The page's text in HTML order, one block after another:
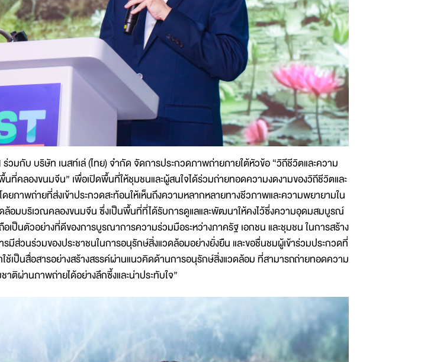
ร่วมกับ บริษัท เนสท์เล่ (ไทย) จำกัด จัดการประกวดภาพถ่ายภายใต้หัวข้อ “วิถีชีวิตและความ
ที่คลองขนมจีน” เพื่อเปิดพื้นที่ให้ชุมชนและผู้สนใจได้ร่วมถ่ายทอดความงดงามของวิถีชีวิตและ
ยภาพถ่ายที่ส่งเข้าประกวดสะท้อนให้เห็นถึงความหลากหลายทางชีวภาพและความพยายามใน
ล้อมบริเวณคลองขนมจีน ซึ่งเป็นพื้นที่ที่ได้รับการดูแลและพัฒนาให้คงไว้ซึ่งความอุดมสมบูรณ์
อเป็นตัวอย่างที่ดีของการบูรณาการความร่วมมือระหว่างภาครัฐ เอกชน และชุมชน ในการสร้าง
รมีส่วนร่วมของประชาชนในการอนุรักษ์สิ่งแวดล้อมอย่างยั่งยืน และขอชื่นชมผู้เข้าร่วมประกวดที่
ช้เป็นสื่อสารอย่างสร้างสรรค์ผ่านแนวคิดด้านการอนุรักษ์สิ่งแวดล้อม ที่สามารถถ่ายทอดความ
าติผ่านภาพถ่ายได้อย่างลึกซึ้งและน่าประทับใจ”